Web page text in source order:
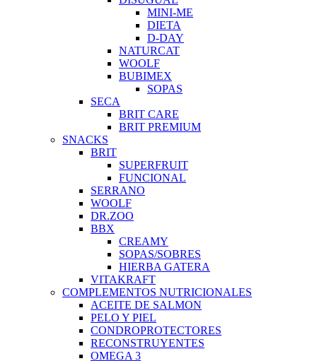
MINI-ME
DIETA
D-DAY
NATURCAT
WOOLF
BUBIMEX
SOPAS
SECA
BRIT CARE
BRIT PREMIUM
SNACKS
BRIT
SUPERFRUIT
FUNCIONAL
SERRANO
WOOLF
DR.ZOO
BBX
CREAMY
SOPAS/SOBRES
HIERBA GATERA
VITAKRAFT
COMPLEMENTOS NUTRICIONALES
ACEITE DE SALMON
PELO Y PIEL
CONDROPROTECTORES
RECONSTRUYENTES
OMEGA 3